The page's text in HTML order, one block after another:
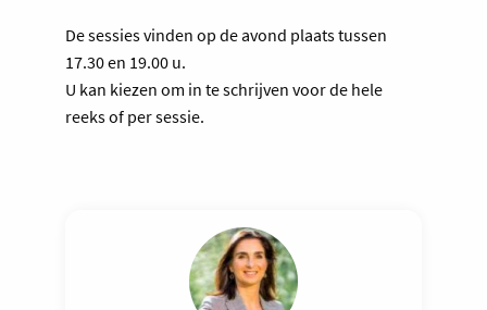
De sessies vinden op de avond plaats tussen
17.30 en 19.00 u.
U kan kiezen om in te schrijven voor de hele
reeks of per sessie.